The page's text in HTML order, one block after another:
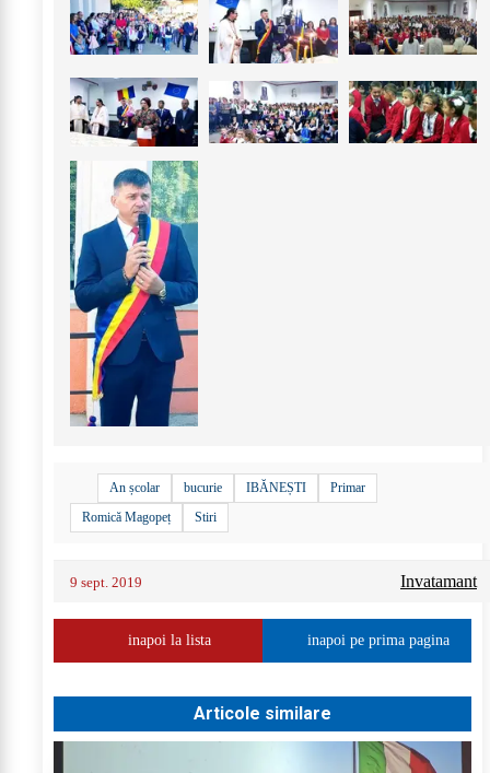
An școlar bucurie IBĂNEȘTI
Primar
Romică Magopeț
Stiri
9 sept. 2019 Invatamant
inapoi la lista inapoi pe prima pagina
Articole similare